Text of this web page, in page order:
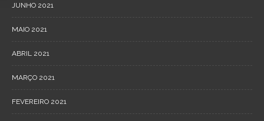
JUNHO 2021
MAIO 2021
ABRIL 2021
MARÇO 2021
FEVEREIRO 2021